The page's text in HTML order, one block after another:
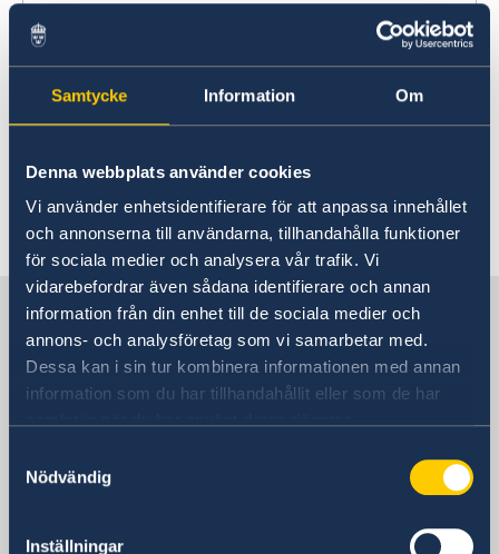
Samtycke Information Om
Denna webbplats använder cookies
Vi använder enhetsidentifierare för att anpassa innehållet
och annonserna till användarna, tillhandahålla funktioner
för sociala medier och analysera vår trafik. Vi
vidarebefordrar även sådana identifierare och annan
information från din enhet till de sociala medier och
annons- och analysföretag som vi samarbetar med.
Dessa kan i sin tur kombinera informationen med annan
information som du har tillhandahållit eller som de har
Nödvändig
Inställningar
Spain
Going to Sweden?
Visiting Sweden
Moving to someone in Sweden
Studying in Sweden
Business and trade with Sweden
Business and trade with
Sweden
Information about business and trade
with Sweden.
Sweden in Spain
Sweden's mission for the country
Spain, Madrid
Swedish consulates